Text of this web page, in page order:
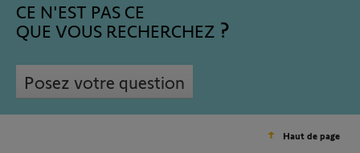
CE N'EST PAS CE
QUE VOUS RECHERCHEZ
Posez votre question
Haut de page